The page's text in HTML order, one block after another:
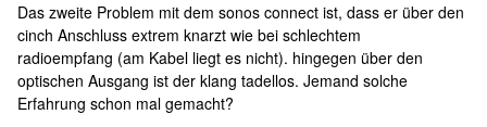
Das zweite Problem mit dem sonos connect ist, dass er über den
cinch Anschluss extrem knarzt wie bei schlechtem
radioempfang (am Kabel liegt es nicht). hingegen über den
optischen Ausgang ist der klang tadellos. Jemand solche
Erfahrung schon mal gemacht?